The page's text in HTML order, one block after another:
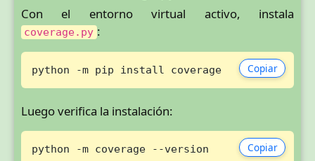
Con el entorno virtual activo, instala
coverage.py :
Copiar
python -m pip install coverage
Luego verifica la instalación:
Copiar
python -m coverage --version